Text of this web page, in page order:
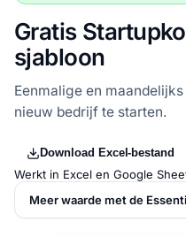
Gratis
sjabloon
Eenmalige en
nieuw bedrijf te starten.
Download Excel-bestand
Werkt in Excel en Google
Meer waarde met de